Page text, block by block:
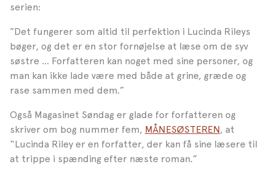
serien:
”Det fungerer som altid til perfektion i Lucinda Rileys
bøger, og det er en stor fornøjelse at læse om de syv
søstre … Forfatteren kan noget med sine personer, og
man kan ikke lade være med både at grine, græde og
rase sammen med dem.”
Også Magasinet Søndag er glade for forfatteren og
skriver om bog nummer fem, MÅNESØSTEREN, at
“Lucinda Riley er en forfatter, der kan få sine læsere til
at trippe i spænding efter næste roman.”